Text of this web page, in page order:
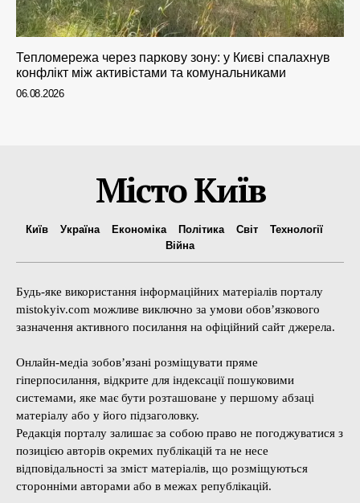
Тепломережа через паркову зону: у Києві спалахнув
конфлікт між активістами та комунальниками
06.08.2026
Місто Київ
Київ Україна Економіка Політика Світ
Технології
Війна
Будь-яке використання інформаційних матеріалів порталу
mistokyiv.com можливе виключно за умови обов’язкового
зазначення активного посилання на офіційний сайт джерела.
Онлайн-медіа зобов’язані розміщувати пряме
гіперпосилання, відкрите для індексації пошуковими
системами, яке має бути розташоване у першому абзаці
матеріалу або у його підзаголовку.
Редакція порталу залишає за собою право не погоджуватися з
позицією авторів окремих публікацій та не несе
відповідальності за зміст матеріалів, що розміщуються
сторонніми авторами або в межах републікацій.